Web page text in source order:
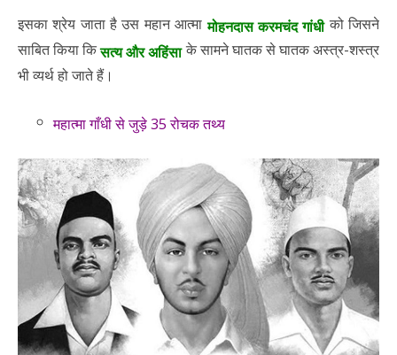
इसका श्रेय जाता है उस महान आत्मामोहनदास करमचंद गांधीको जिसने
साबित किया किसत्य और अहिंसाके सामने घातक से घातक अस्त्र-शस्त्र
भी व्यर्थ हो जाते हैं।
महात्मा गाँधी से जुड़े 35 रोचक तथ्य